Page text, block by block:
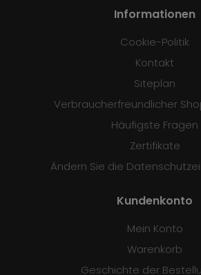
Informationen
Cookie-Politik
Kontakt
Siteplan
Verbraucherfreundlicher
Häufigste Fragen
Zertifikate
Ändern Sie die
Kundenkonto
Mein Konto
Warenkorb
Geschichte der